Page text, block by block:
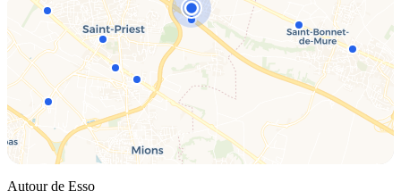
Autour de Esso